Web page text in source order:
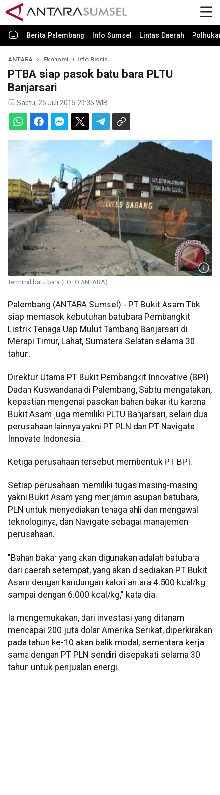
Berita Palembang Info Sumsel Lintas Daerah
ANTARA Ekonomi Info Bisnis
PTBA siap pasok batu bara PLTU
Banjarsari
Sabtu, 25 Juli 2015 20:35 WIB
Terminal batu bara (FOTO ANTARA)
Palembang (ANTARA Sumsel) - PT Bukit Asam Tbk
siap memasok kebutuhan batubara Pembangkit
Listrik Tenaga Uap Mulut Tambang Banjarsari di
Merapi Timur, Lahat, Sumatera Selatan selama 30
tahun.
Direktur Utama PT Bukit Pembangkit Innovative (BPI)
Dadan Kuswandana di Palembang, Sabtu mengatakan,
kepastian mengenai pasokan bahan bakar itu karena
Bukit Asam juga memiliki PLTU Banjarsari, selain dua
perusahaan lainnya yakni PT PLN dan PT Navigate
Innovate Indonesia.
Ketiga perusahaan tersebut membentuk PT BPI.
Setiap perusahaan memiliki tugas masing-masing
yakni Bukit Asam yang menjamin asupan batubara,
PLN untuk menyediakan tenaga ahli dan mengawal
teknologinya, dan Navigate sebagai manajemen
perusahaan.
"Bahan bakar yang akan digunakan adalah batubara
dari daerah setempat, yang akan disediakan PT Bukit
Asam dengan kandungan kalori antara 4.500 kcal/kg
sampai dengan 6.000 kcal/kg," kata dia.
Ia mengemukakan, dari investasi yang ditanam
mencapai 200 juta dolar Amerika Serikat, diperkirakan
pada tahun ke-10 akan balik modal, sementara kerja
sama dengan PT PLN sendiri disepakati selama 30
tahun untuk penjualan energi.